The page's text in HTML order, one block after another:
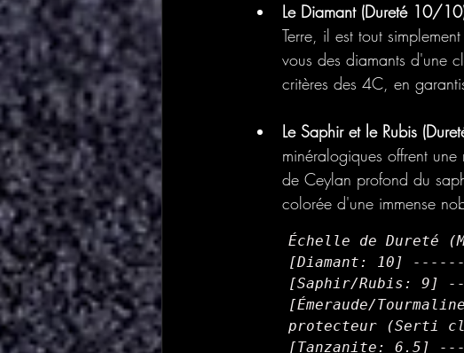
Le Diamant (Dureté 10/
Terre, il est tout
vous des diamants d'une
critères des 4C, en
Le Saphir et le Rubis
minéralogiques offrent
de Ceylan profond du
colorée d'une immense
Échelle de Dureté
[Diamant: 10]
[Saphir/Rubis: 9]
[Émeraude/
protecteur (Serti
[Tanzanite: 6.5]